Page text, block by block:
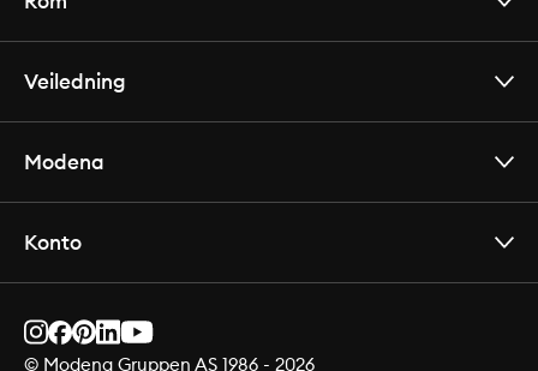
Veiledning
Modena
Konto
© Modena Gruppen AS 1986 - 2026